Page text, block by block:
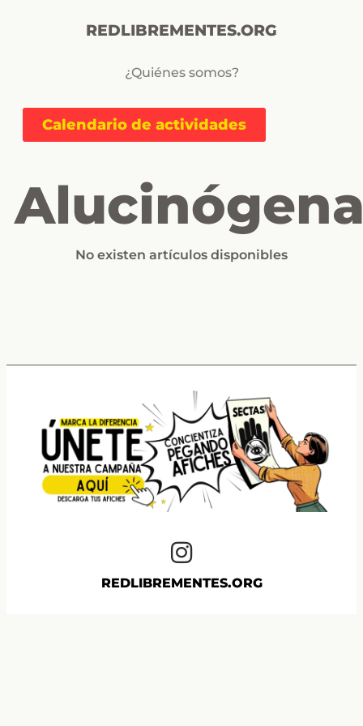
REDLIBREMENTES.ORG
¿Quiénes somos?
Calendario de actividades
No existen artículos disponibles
REDLIBREMENTES.ORG